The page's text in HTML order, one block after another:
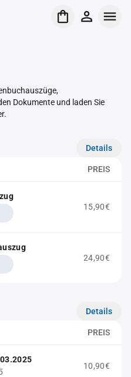
Dokumente und laden Sie
Details
PREIS
15,90€
24,90€
Details
PREIS
10,90€